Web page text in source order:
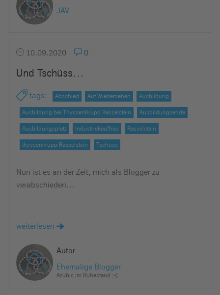
JAV
10.09.2020 0
Und Tschüss…
tags: Abschied Auf Wiedersehen Ausbildung
Ausbildung bei ThyssenKrupp Rasselstein Ausbildungsende
Ausbildungsplatz Industriekauffrau Rasselstein
thyssenkrupp Rasselstein Tschüss
Nun ist es an der Zeit, mich als Blogger zu
verabschieden…
weiterlesen
Autor
Ehemalige Blogger
Azubis im Ruhestand ;-)